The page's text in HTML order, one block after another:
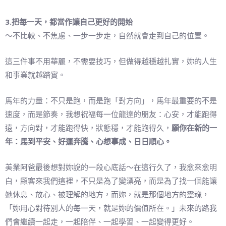
3.把每一天，都當作讓自己更好的開始
～不比較、不焦慮、一步一步走，自然就會走到自己的位置。
這三件事不用華麗，不需要技巧，但做得越穩越扎實，妳的人生
和事業就越踏實。
馬年的力量：不只是跑，而是跑「對方向」，馬年最重要的不是
速度，而是節奏，我想祝福每一位龍達的朋友：心安，才能跑得
遠，方向對，才能跑得快，狀態穩，才能跑得久， 願你在新的一
年：馬到平安、好運奔騰、心想事成、日日順心。
美業阿爸最後想對妳說的一段心底話～在這行久了，我愈來愈明
白，顧客來我們這裡，不只是為了變漂亮，而是為了找一個能讓
她休息、放心、被理解的地方，而妳，就是那個地方的靈魂，
「妳用心對待別人的每一天，就是妳的價值所在。」未來的路我
們會繼續一起走，一起陪伴、一起學習、一起變得更好。